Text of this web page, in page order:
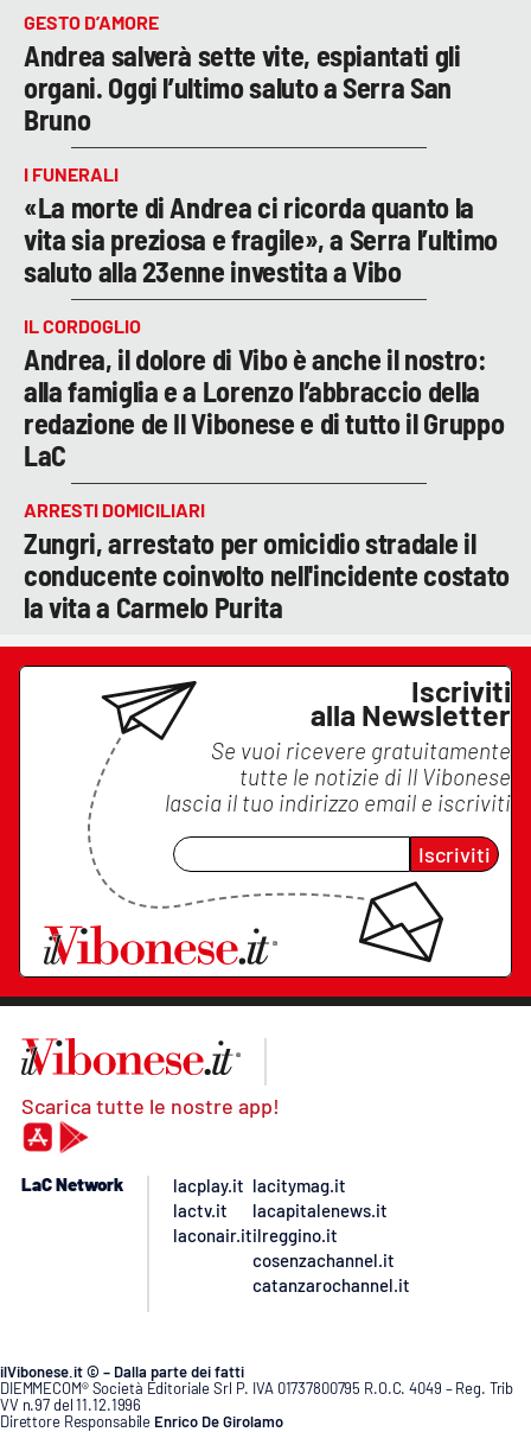
GESTO D’AMORE
Andrea salverà sette vite, espiantati gli
organi. Oggi l’ultimo saluto a Serra San
Bruno
I FUNERALI
«La morte di Andrea ci ricorda quanto la
vita sia preziosa e fragile», a Serra l’ultimo
saluto alla 23enne investita a Vibo
IL CORDOGLIO
Andrea, il dolore di Vibo è anche il nostro:
alla famiglia e a Lorenzo l’abbraccio della
redazione de Il Vibonese e di tutto il Gruppo
LaC
ARRESTI DOMICILIARI
Zungri, arrestato per omicidio stradale il
conducente coinvolto nell'incidente costato
la vita a Carmelo Purita
Iscriviti
alla Newsletter
Se vuoi ricevere gratuitamente
tutte le notizie di Il Vibonese
lascia il tuo indirizzo email e iscriviti
Iscriviti
Scarica tutte le nostre app!
LaC Network
lacplay.it
lactv.it
laconair.it
lacitymag.it
lacapitalenews.it
ilreggino.it
cosenzachannel.it
catanzarochannel.it
ilVibonese.it © – Dalla parte dei fatti
DIEMMECOM® Società Editoriale Srl P. IVA 01737800795 R.O.C. 4049 – Reg. Trib
VV n.97 del 11.12.1996
Direttore Responsabile Enrico De Girolamo